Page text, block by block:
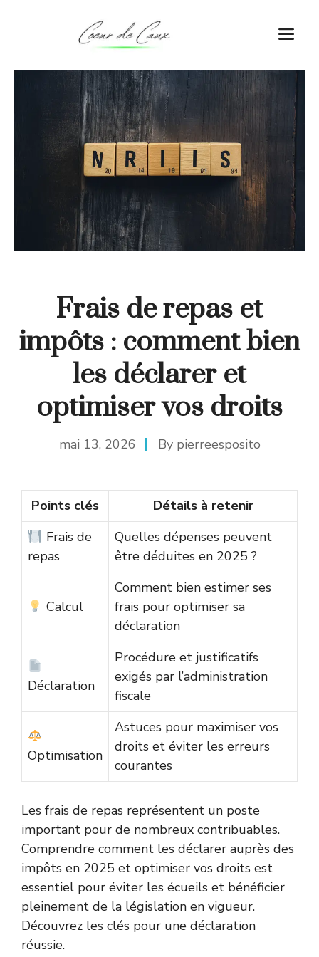
Frais de repas et
impôts : comment bien
les déclarer et
optimiser vos droits
mai 13, 2026 By pierreesposito
Points clés
Détails à retenir
Frais de
repas
Quelles dépenses peuvent
être déduites en 2025 ?
Calcul
Comment bien estimer ses
frais pour optimiser sa
déclaration
Déclaration
Procédure et justificatifs
exigés par l’administration
fiscale
Optimisation
Astuces pour maximiser vos
droits et éviter les erreurs
courantes
Les frais de repas représentent un poste
important pour de nombreux contribuables.
Comprendre comment les déclarer auprès des
impôts en 2025 et optimiser vos droits est
essentiel pour éviter les écueils et bénéficier
pleinement de la législation en vigueur.
Découvrez les clés pour une déclaration
réussie.